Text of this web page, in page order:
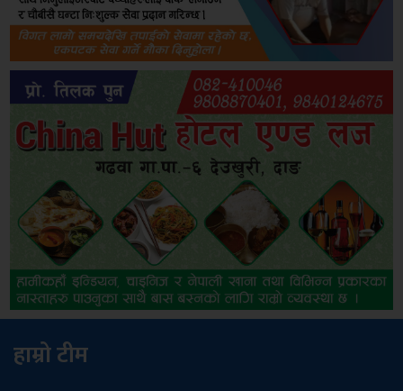
हाम्रो टीम